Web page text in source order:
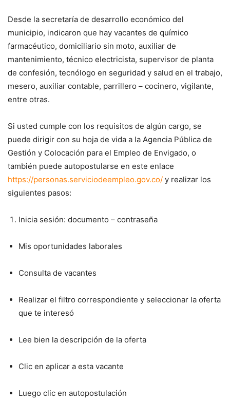
Desde la secretaría de desarrollo económico del
municipio, indicaron que hay vacantes de químico
farmacéutico, domiciliario sin moto, auxiliar de
mantenimiento, técnico electricista, supervisor de planta
de confesión, tecnólogo en seguridad y salud en el trabajo,
mesero, auxiliar contable, parrillero – cocinero, vigilante,
entre otras.
Si usted cumple con los requisitos de algún cargo, se
puede dirigir con su hoja de vida a la Agencia Pública de
Gestión y Colocación para el Empleo de Envigado, o
también puede autopostularse en este enlace
https://personas.serviciodeempleo.gov.co/ y realizar los
siguientes pasos:
Inicia sesión: documento – contraseña
Mis oportunidades laborales
Consulta de vacantes
Realizar el filtro correspondiente y seleccionar la oferta
que te interesó
Lee bien la descripción de la oferta
Clic en aplicar a esta vacante
Luego clic en autopostulación